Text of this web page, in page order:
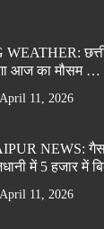
WEATHER:
आज का मौसम …
April 11, 2026
NEWS: गैस
में 5 हजार में
April 11, 2026